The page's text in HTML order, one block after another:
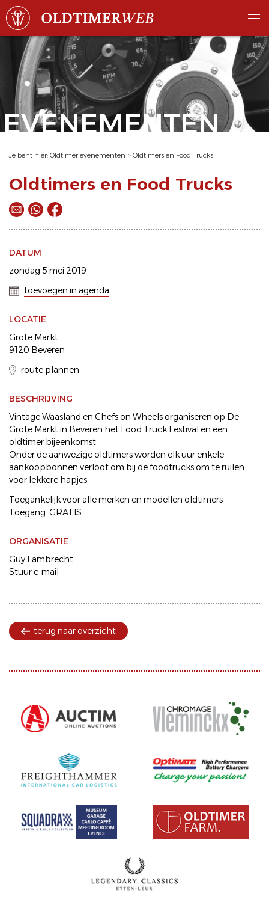
EVENEMENTEN
Je bent hier: Oldtimer evenementen > Oldtimers en Food Trucks
Oldtimers en Food Trucks
DATUM
zondag 5 mei 2019
toevoegen in agenda
LOCATIE
Grote Markt
9120 Beveren
route plannen
BESCHRIJVING
Vintage Waasland en Chefs on Wheels organiseren op De
Grote Markt in Beveren het Food Truck Festival en een
oldtimer bijeenkomst.
Onder de aanwezige oldtimers worden elk uur enkele
aankoopbonnen verloot om bij de foodtrucks om te ruilen
voor lekkere hapjes.
Toegankelijk voor alle merken en modellen oldtimers
Toegang: GRATIS
ORGANISATIE
Guy Lambrecht
Stuur e-mail
terug naar overzicht